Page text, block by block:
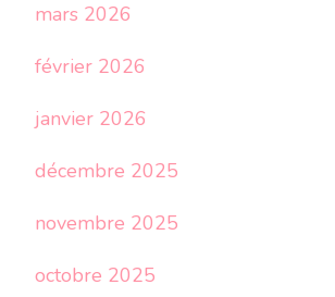
mars 2026
février 2026
janvier 2026
décembre 2025
novembre 2025
octobre 2025